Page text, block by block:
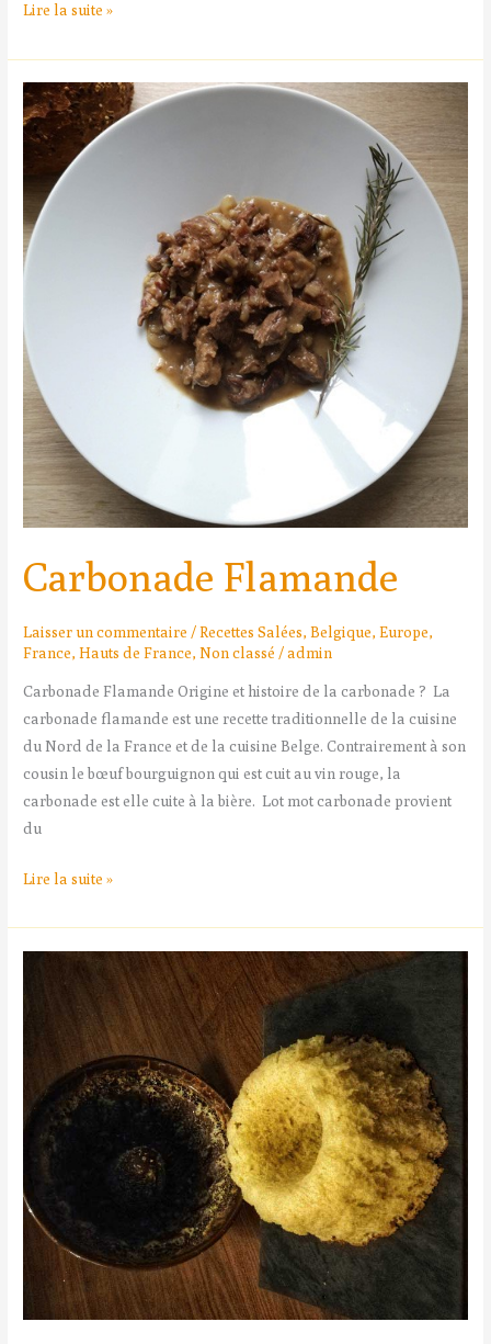
Lire la suite »
Carbonade Flamande
Laisser un commentaire /Recettes Salées,Belgique,Europe,
France,Hauts de France,Non classé /admin
Carbonade Flamande Origine et histoire de la carbonade ? La
carbonade flamande est une recette traditionnelle de la cuisine
du Nord de la France et de la cuisine Belge. Contrairement à son
cousin le bœuf bourguignon qui est cuit au vin rouge, la
carbonade est elle cuite à la bière. Lot mot carbonade provient
du
Carbonade
Flamande
Lire la suite »
Picard